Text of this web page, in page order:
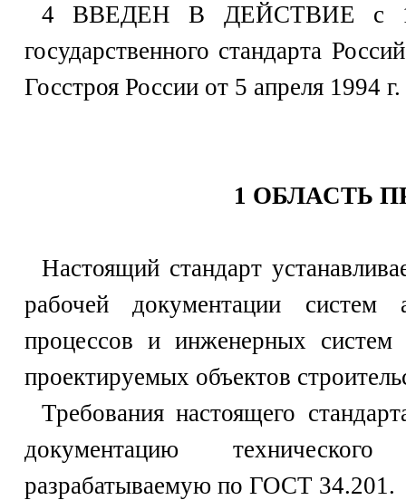
4 ВВЕДЕН В ДЕЙСТВИЕ с 1
государственного стандарта
Госстроя России от 5 апреля 1994
1 ОБЛАСТЬ
Настоящий стандарт
рабочей документации систем
процессов и инженерных систем
проектируемых объектов
Требования настоящего
документацию
разрабатываемую по ГОСТ 34.201.